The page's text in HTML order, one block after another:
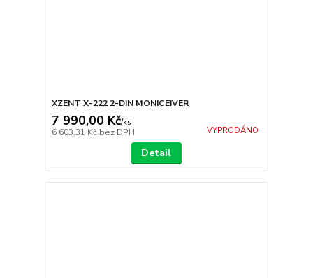
XZENT X-222 2-DIN MONICEIVER
7 990,00 Kč/ks
6 603,31 Kč bez DPH VYPRODÁNO
Detail